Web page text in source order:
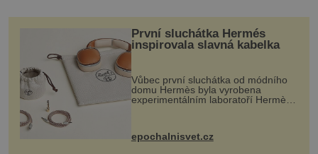
První sluchátka Hermés
inspirovala slavná kabelka
Vůbec první sluchátka od módního
domu Hermès byla vyrobena
experimentálním laboratoří Hermès
kovový...
epochalnisvet.cz